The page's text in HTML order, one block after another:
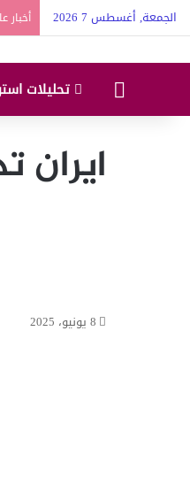
الجمعة, أغسطس 7 2026 أخبار
البداية تحليلات
8 يونيو، 2025